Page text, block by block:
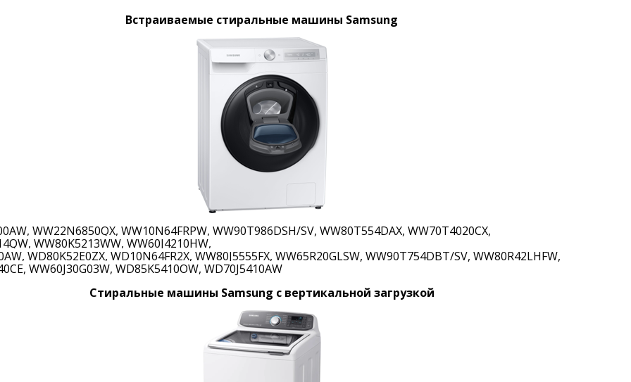
Встраиваемые стиральные машины Samsung
WW22N6850QX, WW10N64FRPW, WW90T986DSH/SV, WW80T554DAX, WW70T4020CX,
WW80K5213WW, WW60J4210HW,
WD80K52E0ZX, WD10N64FR2X, WW80J5555FX, WW65R20GLSW, WW90T754DBT/SV, WW80R42LHFW,
WW60J30G03W, WD85K5410OW, WD70J5410AW
Стиральные машины Samsung с вертикальной загрузкой